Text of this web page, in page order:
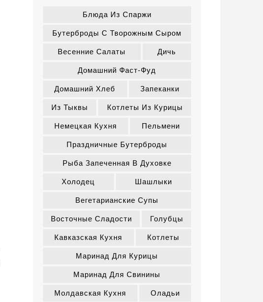
Блюда Из Спаржи
Бутерброды С Творожным Сыром
Весенние Салаты Дичь
Домашний Фаст-Фуд
Домашний Хлеб Запеканки
Из Тыквы Котлеты Из Курицы
Немецкая Кухня Пельмени
Праздничные Бутерброды
Рыба Запеченная В Духовке
Холодец Шашлыки
Вегетарианские Супы
Восточные Сладости Голубцы
Кавказская Кухня Котлеты
Маринад Для Курицы
Маринад Для Свинины
Молдавская Кухня Оладьи